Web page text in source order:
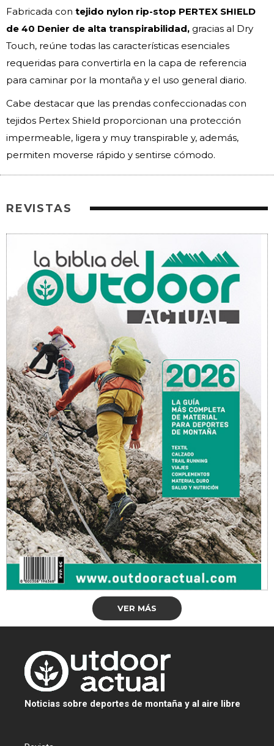
Fabricada con tejido nylon rip-stop PERTEX SHIELD
de 40 Denier de alta transpirabilidad, gracias al Dry
Touch, reúne todas las características esenciales
requeridas para convertirla en la capa de referencia
para caminar por la montaña y el uso general diario.
Cabe destacar que las prendas confeccionadas con
tejidos Pertex Shield proporcionan una protección
impermeable, ligera y muy transpirable y, además,
permiten moverse rápido y sentirse cómodo.
REVISTAS
VER MÁS
Noticias sobre deportes de montaña y al aire libre